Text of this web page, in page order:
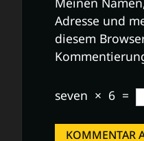
Adresse und
diesem
seven × 6 =